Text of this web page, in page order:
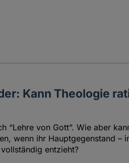
Kann Theologie
“Lehre von Gott”. Wie aber
wenn ihr Hauptgegenstand –
entzieht?